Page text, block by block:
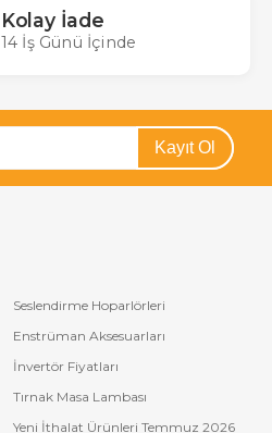
Kolay İade
14 İş Günü İçinde
Kayıt Ol
Seslendirme Hoparlörleri
Enstrüman Aksesuarları
İnvertör Fiyatları
Tırnak Masa Lambası
Yeni İthalat Ürünleri Temmuz 2026